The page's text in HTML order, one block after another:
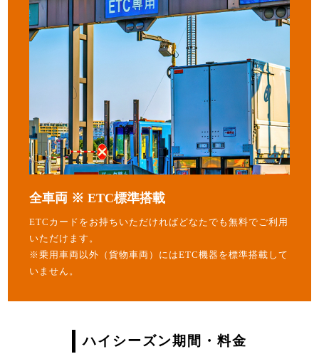
全車両 ※ ETC標準搭載
ETCカードをお持ちいただければどなたでも無料でご利用
いただけます。
※乗用車両以外（貨物車両）にはETC機器を標準搭載して
いません。
ハイシーズン期間・料金